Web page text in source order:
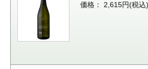
価格： 2,615円(税込)